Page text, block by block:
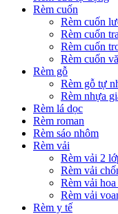
Rèm cuốn
Rèm cuốn
Rèm cuốn
Rèm cuốn
Rèm cuốn
Rèm gỗ
Rèm gỗ tự
Rèm nhựa
Rèm lá dọc
Rèm roman
Rèm sáo nhôm
Rèm vải
Rèm vải 2
Rèm vải
Rèm vải hoa
Rèm vải
Rèm y tế